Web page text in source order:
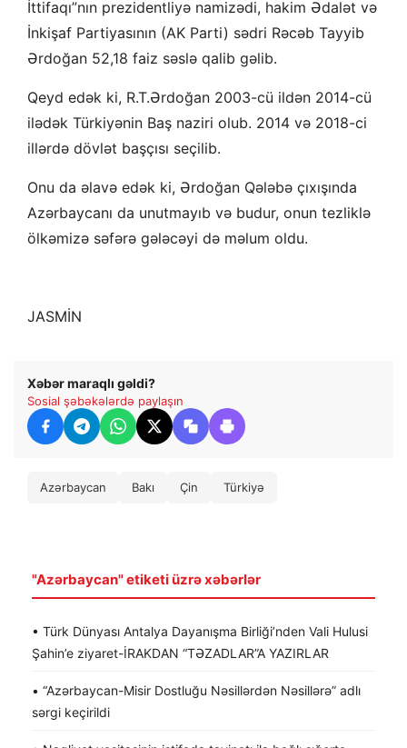
İttifaqı”nın prezidentliyə namizədi, hakim Ədalət və
İnkişaf Partiyasının (AK Parti) sədri Rəcəb Tayyib
Ərdoğan 52,18 faiz səslə qalib gəlib.
Qeyd edək ki, R.T.Ərdoğan 2003-cü ildən 2014-cü
ilədək Türkiyənin Baş naziri olub. 2014 və 2018-ci
illərdə dövlət başçısı seçilib.
Onu da əlavə edək ki, Ərdoğan Qələbə çıxışında
Azərbaycanı da unutmayıb və budur, onun tezliklə
ölkəmizə səfərə gələcəyi də məlum oldu.
JASMİN
Xəbər maraqlı gəldi?
Sosial şəbəkələrdə paylaşın
Azərbaycan Bakı Çin Türkiyə
"Azərbaycan" etiketi üzrə xəbərlər
• Türk Dünyası Antalya Dayanışma Birliği’nden Vali Hulusi
Şahin’e ziyaret-İRAKDAN “TƏZADLAR”A YAZIRLAR
• “Azərbaycan-Misir Dostluğu Nəsillərdən Nəsillərə” adlı
sərgi keçirildi